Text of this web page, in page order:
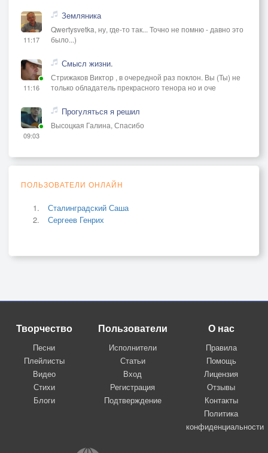
11:17
Земляника
Qwertysvetka, ну, где-то так... Точно не помню - давно это
было...)
11:16
Смысл жизни.
Стрижаков Виктор , в очередной раз поклон. Вы (Ты) не
только обладатель прекрасного тенора но и оче
09:03
Прогуляться я решил
Высоцкая Галина, Спасибо
ПОЛЬЗОВАТЕЛИ ОНЛАЙН
Сталинградский Саша
Сергеев Генрих
Творчество
Песни
Плейлисты
Видео
Стихи
Блоги
Пользователи
Исполнители
Статьи
Вход
Регистрация
Подтверждение
О нас
Правила
Помощь
Лицензия
Отзывы
Контакты
Политика
конфиденциальности